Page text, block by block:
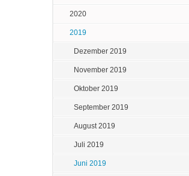
2020
2019
Dezember 2019
November 2019
Oktober 2019
September 2019
August 2019
Juli 2019
Juni 2019